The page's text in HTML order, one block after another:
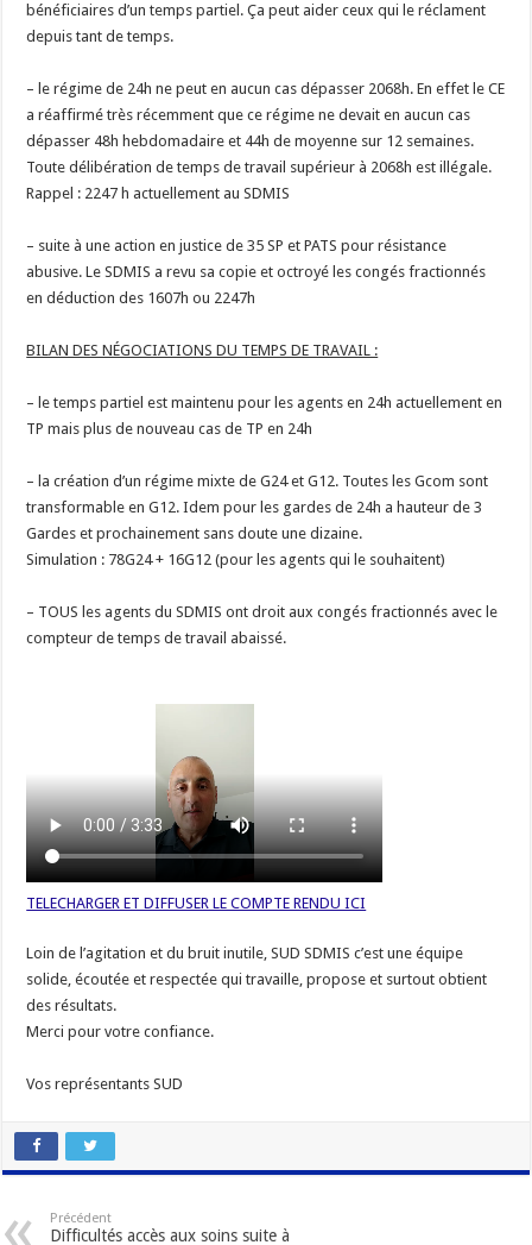
bénéficiaires d’un temps partiel. Ça peut aider ceux qui le réclament
depuis tant de temps.
– le régime de 24h ne peut en aucun cas dépasser 2068h. En effet le CE
a réaffirmé très récemment que ce régime ne devait en aucun cas
dépasser 48h hebdomadaire et 44h de moyenne sur 12 semaines.
Toute délibération de temps de travail supérieur à 2068h est illégale.
Rappel : 2247 h actuellement au SDMIS
– suite à une action en justice de 35 SP et PATS pour résistance
abusive. Le SDMIS a revu sa copie et octroyé les congés fractionnés
en déduction des 1607h ou 2247h
BILAN DES NÉGOCIATIONS DU TEMPS DE TRAVAIL :
– le temps partiel est maintenu pour les agents en 24h actuellement en
TP mais plus de nouveau cas de TP en 24h
– la création d’un régime mixte de G24 et G12. Toutes les Gcom sont
transformable en G12. Idem pour les gardes de 24h a hauteur de 3
Gardes et prochainement sans doute une dizaine.
Simulation : 78G24 + 16G12 (pour les agents qui le souhaitent)
– TOUS les agents du SDMIS ont droit aux congés fractionnés avec le
compteur de temps de travail abaissé.
TELECHARGER ET DIFFUSER LE COMPTE RENDU ICI
Loin de l’agitation et du bruit inutile, SUD SDMIS c’est une équipe
solide, écoutée et respectée qui travaille, propose et surtout obtient
des résultats.
Merci pour votre confiance.
Vos représentants SUD
Précédent
Difficultés accès aux soins suite à